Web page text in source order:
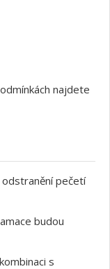
najdete
pečetí
budou
s